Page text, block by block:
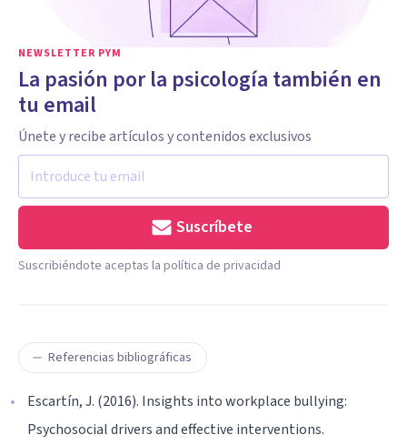
NEWSLETTER PYM
La pasión por la psicología también en
tu email
Únete y recibe artículos y contenidos exclusivos
Suscríbete
Suscribiéndote aceptas la política de privacidad
Referencias bibliográficas
Escartín, J. (2016). Insights into workplace bullying:
Psychosocial drivers and effective interventions.